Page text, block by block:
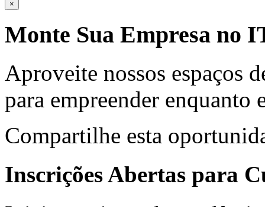
×
Monte Sua Empresa no
Aproveite nossos espaços
para empreender enquanto
Compartilhe esta
Inscrições Abertas para